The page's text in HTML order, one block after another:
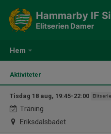
Hem
Hammarby IF
Elitserien Damer
Aktiviteter
Tisdag 18 aug, 19:45-22:00
Träning
Eriksdalsbadet